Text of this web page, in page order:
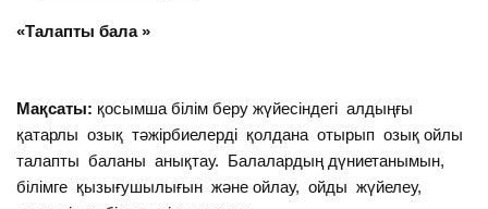
«Талапты бала »
Мақсаты: қосымша білім беру жүйесіндегі алдыңғы
қатарлы озық тәжірбиелерді қолдана отырып озық ойлы
талапты баланы анықтау. Балалардың дүниетанымын,
білімге қызығушылығын және ойлау, ойды жүйелеу,